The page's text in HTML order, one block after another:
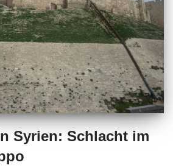
Syrien: Schlacht im